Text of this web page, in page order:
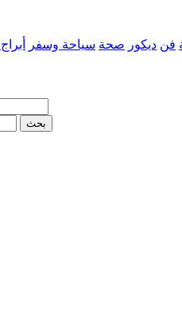
فن ديكور صحة سياحة وسفر أبراج